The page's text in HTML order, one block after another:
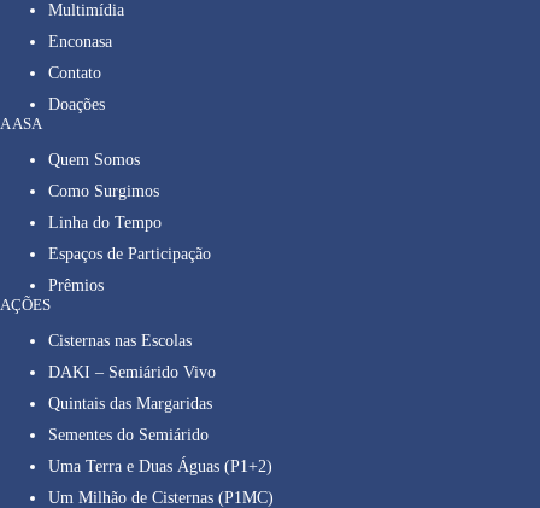
Multimídia
Enconasa
Contato
Doações
A ASA
Quem Somos
Como Surgimos
Linha do Tempo
Espaços de Participação
Prêmios
AÇÕES
Cisternas nas Escolas
DAKI – Semiárido Vivo
Quintais das Margaridas
Sementes do Semiárido
Uma Terra e Duas Águas (P1+2)
Um Milhão de Cisternas (P1MC)